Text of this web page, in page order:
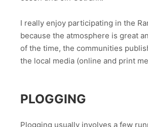
I really enjoy participating in the
because the atmosphere is great
of the time, the communities
the local media (online and print
PLOGGING
Plogging usually involves a few